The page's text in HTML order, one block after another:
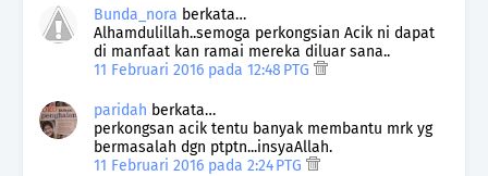
Bunda_nora berkata…
Alhamdulillah..semoga perkongsian Acik ni dapat
di manfaat kan ramai mereka diluar sana..
11 Februari 2016 pada 12:48 PTG
paridah berkata…
perkongsan acik tentu banyak membantu mrk yg
bermasalah dgn ptptn...insyaAllah.
11 Februari 2016 pada 2:24 PTG